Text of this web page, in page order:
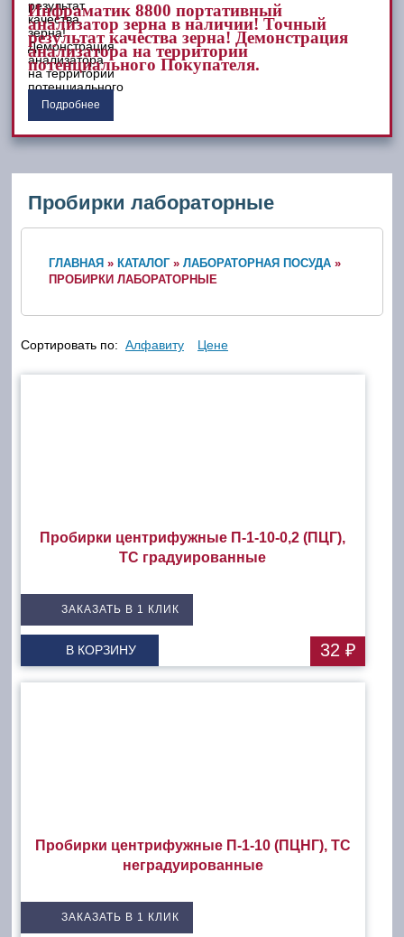
Инфраматик 8800 портативный
анализатор зерна в наличии! Точный
результат качества зерна! Демонстрация
анализатора на территории
потенциального Покупателя.
Подробнее
Пробирки лабораторные
ГЛАВНАЯ » КАТАЛОГ » ЛАБОРАТОРНАЯ ПОСУДА »
ПРОБИРКИ ЛАБОРАТОРНЫЕ
Сортировать по: Алфавиту Цене
Пробирки центрифужные П-1-10-0,2 (ПЦГ),
ТС градуированные
ЗАКАЗАТЬ В 1 КЛИК
В КОРЗИНУ 32 ₽
Пробирки центрифужные П-1-10 (ПЦНГ), ТС
неградуированные
ЗАКАЗАТЬ В 1 КЛИК